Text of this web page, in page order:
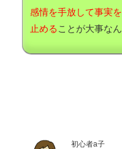
感情を手放して事実
止める ことが大事なん
初心者a子